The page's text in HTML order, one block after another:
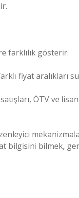
farklılık gösterir.
fiyat aralıkları
ÖTV ve
bilgisini bilmek,